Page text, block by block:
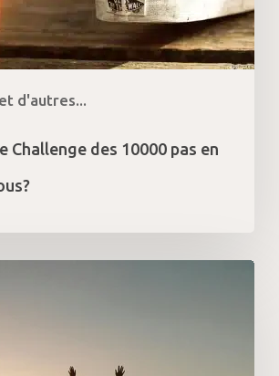
d'autres...
Challenge des 10000 pas en